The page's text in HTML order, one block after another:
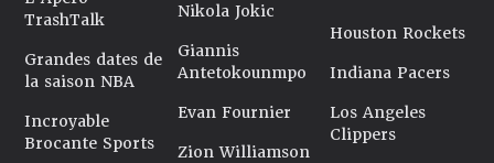
TrashTalk
Grandes dates de
la saison NBA
Incroyable
Brocante Sports
Nikola Jokic
Giannis
Antetokounmpo
Evan Fournier
Zion Williamson
Houston Rockets
Indiana Pacers
Los Angeles
Clippers